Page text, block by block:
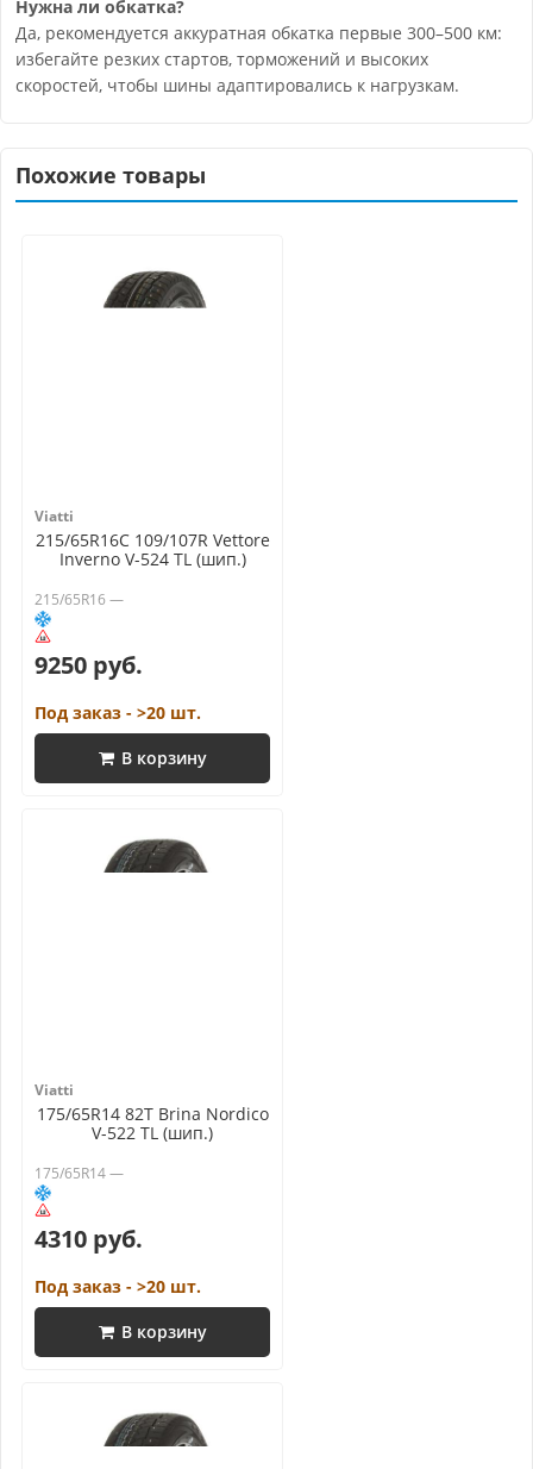
Нужна ли обкатка?
Да, рекомендуется аккуратная обкатка первые 300–500 км:
избегайте резких стартов, торможений и высоких
скоростей, чтобы шины адаптировались к нагрузкам.
Похожие товары
Viatti
215/65R16C 109/107R Vettore
Inverno V-524 TL (шип.)
215/65R16 —
9250 руб.
Под заказ - >20 шт.
В корзину
Viatti
175/65R14 82T Brina Nordico
V-522 TL (шип.)
175/65R14 —
4310 руб.
Под заказ - >20 шт.
В корзину